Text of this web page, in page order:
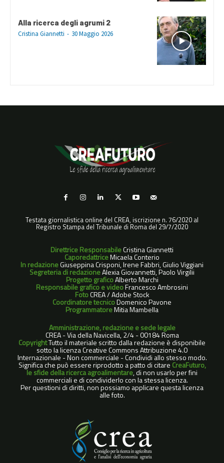
Alla ricerca degli agrumi 2
Cristina Giannetti - 30 Maggio 2026
Testata giornalistica online del CREA, iscrizione n. 76/2020 al
Registro Stampa del Tribunale di Roma del 29/7/2020
Direttrice ResponsabileCristina Giannetti
CaporedattriceMicaela Conterio
In redazioneGiuseppina Crisponi, Irene Fabbri, Giulio Viggiani
Segreteria di redazioneAlexia Giovannetti, Paolo Virgilii
Progetto graficoAlberto Marchi
Responsabile grafico e videoFrancesco Ambrosini
FotoCREA / Adobe Stock
Coordinatore tecnicoDomenico Pavone
ProgrammatoreMitia Mambella
Amministrazione, redazione e sede legale
CREA - Via della Navicella, 2/4 - 00184 Roma
CopyrightTutto il materiale scritto dalla redazione è disponibile
sotto la licenza Creative Commons Attribuzione 4.0
Internazionale - Non commerciale - Condividi allo stesso modo.
Significa che può essere riprodotto a patto di citare CreaFuturo,
le sfide della ricerca agroalimentare, di non usarlo per fini
commerciali e di condividerlo con la stessa licenza.
Per questioni di diritti, non possiamo applicare questa licenza
alle foto.